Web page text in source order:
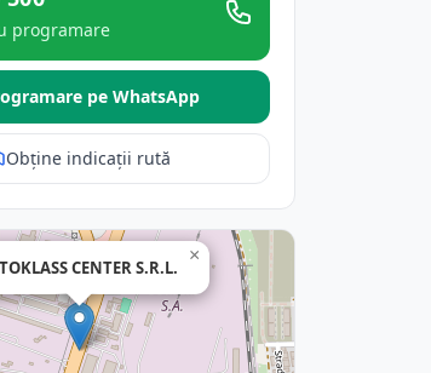
programare
pe WhatsApp
Obține indicații rută
CENTER S.R.L.
×